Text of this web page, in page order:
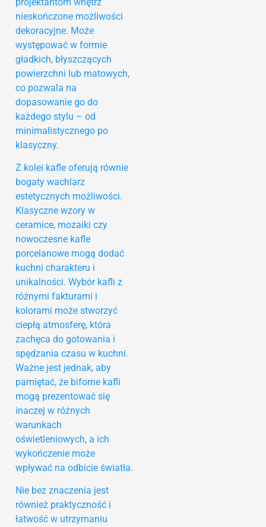
nieskończone możliwości
dekoracyjne. Może
występować w formie
gładkich, błyszczących
powierzchni lub matowych,
co pozwala na
dopasowanie go do
każdego stylu – od
minimalistycznego po
klasyczny.
Z kolei kafle oferują równie
bogaty wachlarz
estetycznych możliwości.
Klasyczne wzory w
ceramice, mozaiki czy
nowoczesne kafle
porcelanowe mogą dodać
kuchni charakteru i
unikalności. Wybór kafli z
różnymi fakturami i
kolorami może stworzyć
ciepłą atmosferę, która
zachęca do gotowania i
spędzania czasu w kuchni.
Ważne jest jednak, aby
pamiętać, że biforne kafli
mogą prezentować się
inaczej w różnych
warunkach
oświetleniowych, a ich
wykończenie może
wpływać na odbicie światła.
Nie bez znaczenia jest
również praktyczność i
łatwość w utrzymaniu